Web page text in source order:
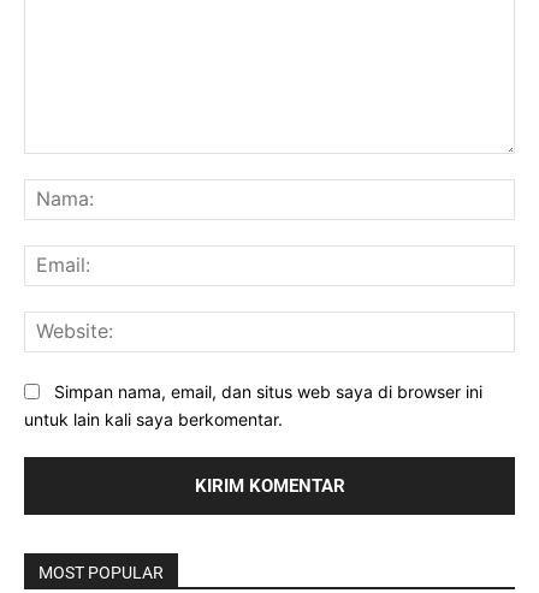
Simpan nama, email, dan situs web saya di browser ini
untuk lain kali saya berkomentar.
MOST POPULAR